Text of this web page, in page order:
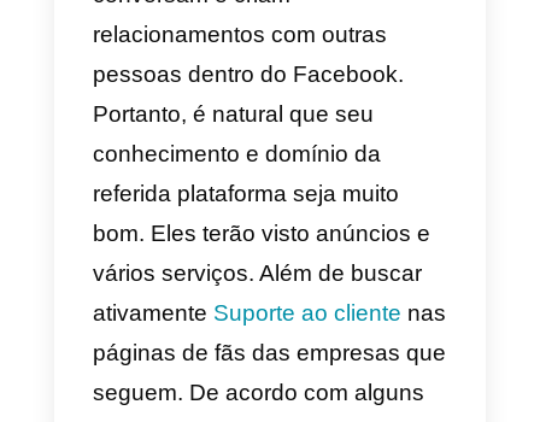
boas práticas para melhorar seu
relacionamento com os clientes e
como criar uma experiência ideal
Por que o Facebook é bom
para o atendimento ao
cliente?